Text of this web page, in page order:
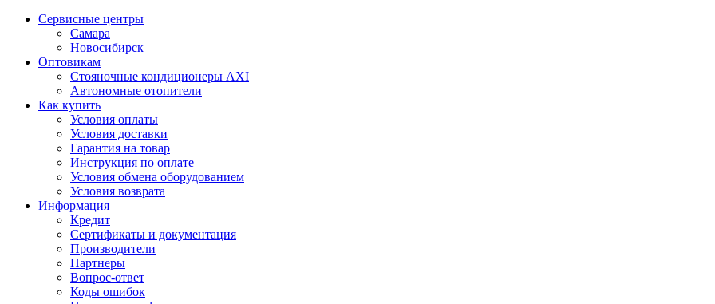
Сервисные центры
Самара
Новосибирск
Оптовикам
Стояночные кондиционеры AXI
Автономные отопители
Как купить
Условия оплаты
Условия доставки
Гарантия на товар
Инструкция по оплате
Условия обмена оборудованием
Условия возврата
Информация
Кредит
Сертификаты и документация
Производители
Партнеры
Вопрос-ответ
Коды ошибок